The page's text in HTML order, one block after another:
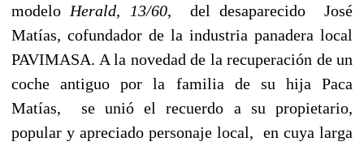
modelo Herald, 13/60, del desaparecido José
Matías, cofundador de la industria panadera local
PAVIMASA. A la novedad de la recuperación de un
coche antiguo por la familia de su hija Paca
Matías, se unió el recuerdo a su propietario,
popular y apreciado personaje local, en cuya larga